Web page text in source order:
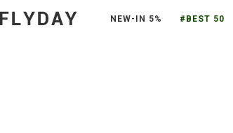
NEW-IN 5% #BEST 50